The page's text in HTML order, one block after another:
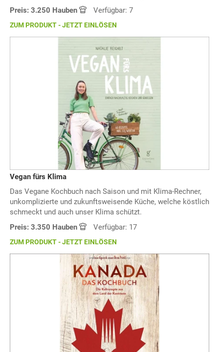
Preis: 3.250 Hauben
Verfügbar: 7
ZUM PRODUKT - JETZT EINLÖSEN
Vegan fürs Klima
Das Vegane Kochbuch nach Saison und mit Klima-Rechner,
unkomplizierte und zukunftsweisende Küche, welche köstlich
schmeckt und auch unser Klima schützt.
Preis: 3.350 Hauben
Verfügbar: 17
ZUM PRODUKT - JETZT EINLÖSEN